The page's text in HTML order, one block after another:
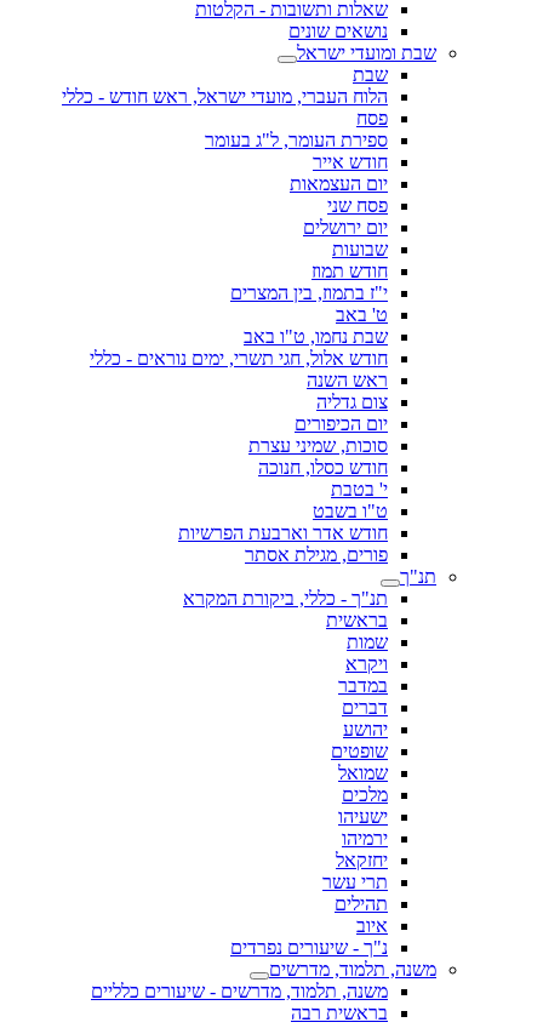
שאלות ותשובות - הקלטות
נושאים שונים
שבת ומועדי ישראל
שבת
הלוח העברי, מועדי ישראל, ראש חודש - כללי
פסח
ספירת העומר, ל"ג בעומר
חודש אייר
יום העצמאות
פסח שני
יום ירושלים
שבועות
חודש תמוז
י"ז בתמוז, בין המצרים
ט' באב
שבת נחמו, ט"ו באב
חודש אלול, חגי תשרי, ימים נוראים - כללי
ראש השנה
צום גדליה
יום הכיפורים
סוכות, שמיני עצרת
חודש כסלו, חנוכה
י' בטבת
ט"ו בשבט
חודש אדר וארבעת הפרשיות
פורים, מגילת אסתר
תנ"ך
תנ"ך - כללי, ביקורת המקרא
בראשית
שמות
ויקרא
במדבר
דברים
יהושע
שופטים
שמואל
מלכים
ישעיהו
ירמיהו
יחזקאל
תרי עשר
תהילים
איוב
נ"ך - שיעורים נפרדים
משנה, תלמוד, מדרשים
משנה, תלמוד, מדרשים - שיעורים כלליים
בראשית רבה